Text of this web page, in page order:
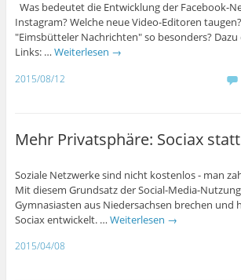
Was bedeutet die Entwicklung der Facebook-
Instagram? Welche neue Video-Editoren
"Eimsbütteler Nachrichten" so besonders?
Links: … Weiterlesen →
2015/08/12
Mehr Privatsphäre: Sociax
Soziale Netzwerke sind nicht kostenlos - man
Mit diesem Grundsatz der Social-Media-
Gymnasiasten aus Niedersachsen brechen und
Sociax entwickelt. … Weiterlesen →
2015/04/08